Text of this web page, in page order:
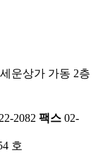
운상가 가동 2층
2082 팩스 02-
호